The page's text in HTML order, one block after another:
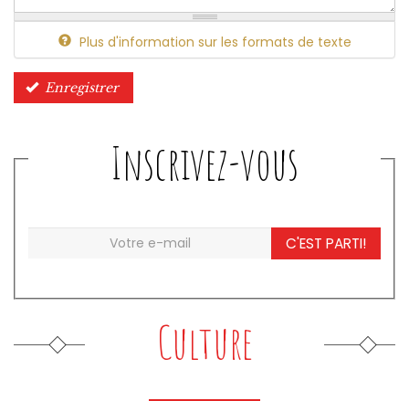
Plus d'information sur les formats de texte
Enregistrer
Inscrivez-vous
C'EST PARTI!
Culture